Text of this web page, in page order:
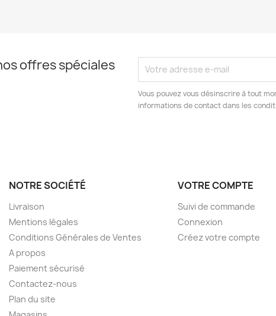
offres spéciales
Vous pouvez vous désinscrire à tout
informations de contact dans les
NOTRE SOCIÉTÉ
Livraison
Mentions légales
Conditions Générales de Ventes
A propos
Paiement sécurisé
Contactez-nous
Plan du site
VOTRE COMPTE
Suivi de commande
Connexion
Créez votre compte